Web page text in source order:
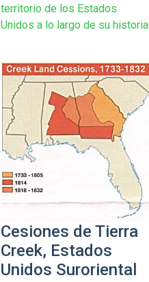
territorio de los Estados
Unidos a lo largo de su historia
Cesiones de Tierra
Creek, Estados
Unidos Suroriental